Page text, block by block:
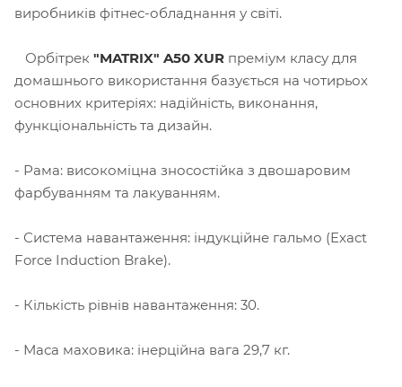
виробників фітнес-обладнання у світі.
Орбітрек "MATRIX" A50 XUR преміум класу для
домашнього використання базується на чотирьох
основних критеріях: надійність, виконання,
функціональність та дизайн.
- Рама: високоміцна зносостійка з двошаровим
фарбуванням та лакуванням.
- Система навантаження: індукційне гальмо (Exact
Force Induction Brake).
- Кількість рівнів навантаження: 30.
- Маса маховика: інерційна вага 29,7 кг.